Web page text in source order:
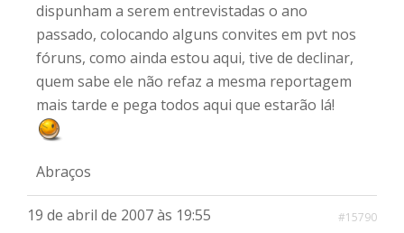
dispunham a serem entrevistadas o ano
passado, colocando alguns convites em pvt nos
fóruns, como ainda estou aqui, tive de declinar,
quem sabe ele não refaz a mesma reportagem
mais tarde e pega todos aqui que estarão lá!
Abraços
19 de abril de 2007 às 19:55 #15790